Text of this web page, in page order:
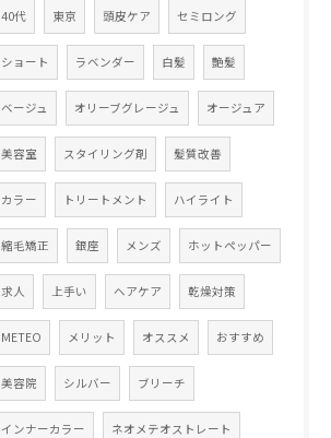
40代 東京 頭皮ケア セミロング
ショート ラベンダー 白髪 艶髪
ベージュ オリーブグレージュ オージュア
美容室 スタイリング剤 髪質改善
カラー トリートメント ハイライト
縮毛矯正 銀座 メンズ ホットペッパー
求人 上手い ヘアケア 乾燥対策
METEO メリット オススメ おすすめ
美容院 シルバー ブリーチ
インナーカラー ネオメテオストレート